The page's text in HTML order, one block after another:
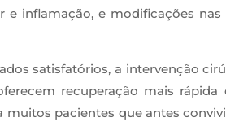
inflamação, e modificações nas
satisfatórios, a intervenção
recuperação mais rápida
pacientes que antes